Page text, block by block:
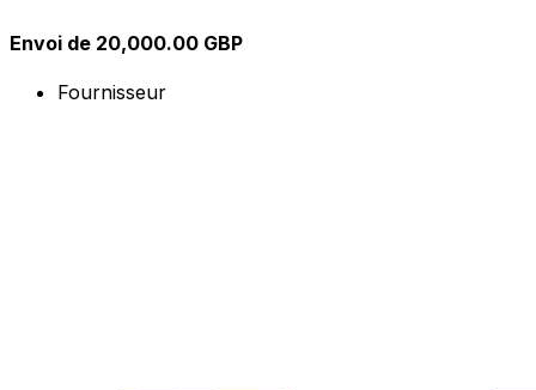
Envoi de 20,000.00 GBP
Fournisseur